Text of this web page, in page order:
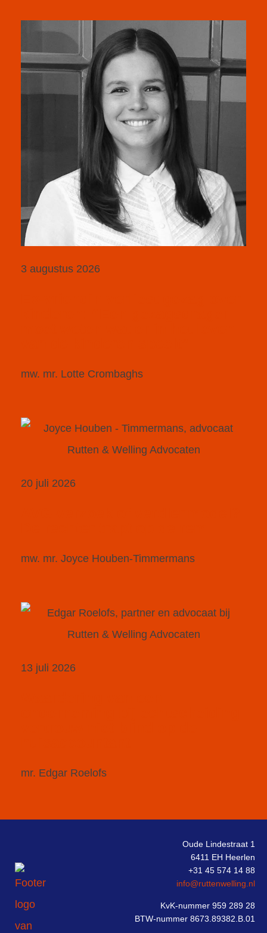
3 augustus 2026
mw. mr. Lotte Crombaghs
20 juli 2026
mw. mr. Joyce Houben-Timmermans
13 juli 2026
mr. Edgar Roelofs
Oude Lindestraat 1
6411 EH Heerlen
+31 45 574 14 88
info@ruttenwelling.nl
KvK-nummer 959 289 28
BTW-nummer 8673.89382.B.01